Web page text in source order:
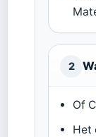
2
Of
Het